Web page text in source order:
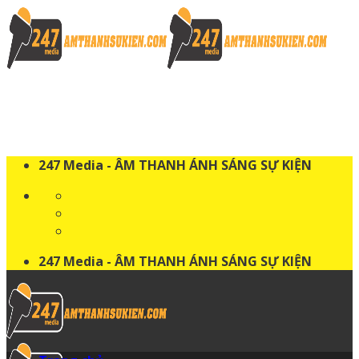
Skip
to
content
247 Media - ÂM THANH ÁNH SÁNG SỰ KIỆN
247 Media - ÂM THANH ÁNH SÁNG SỰ KIỆN